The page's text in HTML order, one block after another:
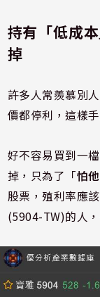
持有「低成
掉
許多人常羨慕別
價都停利，這樣
好不容易買到一
掉，只為了「怕
股票，殖利率應
(5904-TW)的人